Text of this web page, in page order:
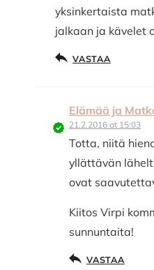
yksinkertaista
jalkaan ja kävelet
VASTAA
Elämää ja
21.2.2016 at 15:03
Totta, niitä
yllättävän
ovat
Kiitos Virpi
sunnuntaita!
VASTAA